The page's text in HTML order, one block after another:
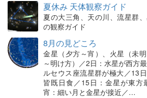
夏休み 天体観察ガイド
夏の大三角、天の川、流星群
の観察ガイド
8月の見どころ
金星（夕方～宵）、火星（未
～明け方）／2日：水星が西方
ルセウス座流星群が極大／13
皆既日食／15日：金星が東方
宵：細い月と金星が接近／…